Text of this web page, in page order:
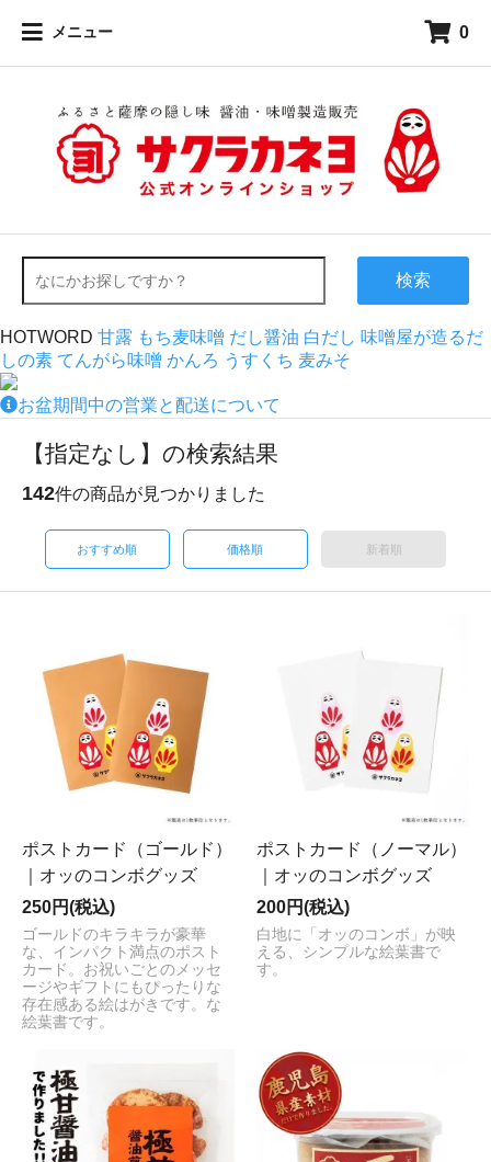
メニュー 0
検索
HOTWORD 甘露 もち麦味噌 だし醤油 白だし 味噌屋が造るだ
しの素 てんがら味噌 かんろ うすくち 麦みそ
お盆期間中の営業と配送について
【指定なし】の検索結果
142件の商品が見つかりました
おすすめ順 価格順 新着順
ポストカード（ゴールド）
｜オッのコンボグッズ
250円(税込)
ゴールドのキラキラが豪華
な、インパクト満点のポスト
カード。お祝いごとのメッセ
ージやギフトにもぴったりな
存在感ある絵はがきです。な
絵葉書です。
ポストカード（ノーマル）
｜オッのコンボグッズ
200円(税込)
白地に「オッのコンボ」が映
える、シンプルな絵葉書で
す。